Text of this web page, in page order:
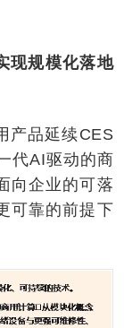
现规模化落地
品延续CES
代AI驱动的商
向企业的可落
可靠的前提下